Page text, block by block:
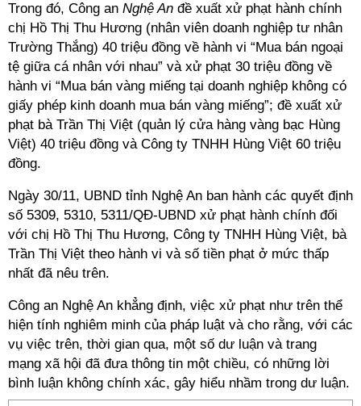
Trong đó, Công an Nghệ An đề xuất xử phạt hành chính
chị Hồ Thị Thu Hương (nhân viên doanh nghiệp tư nhân
Trường Thắng) 40 triệu đồng về hành vi “Mua bán ngoại
tệ giữa cá nhân với nhau” và xử phạt 30 triệu đồng về
hành vi “Mua bán vàng miếng tại doanh nghiệp không có
giấy phép kinh doanh mua bán vàng miếng”; đề xuất xử
phạt bà Trần Thị Việt (quản lý cửa hàng vàng bạc Hùng
Việt) 40 triệu đồng và Công ty TNHH Hùng Việt 60 triệu
đồng.
Ngày 30/11, UBND tỉnh Nghệ An ban hành các quyết định
số 5309, 5310, 5311/QĐ-UBND xử phạt hành chính đối
với chị Hồ Thị Thu Hương, Công ty TNHH Hùng Việt, bà
Trần Thị Việt theo hành vi và số tiền phạt ở mức thấp
nhất đã nêu trên.
Công an Nghệ An khẳng định, việc xử phạt như trên thể
hiện tính nghiêm minh của pháp luật và cho rằng, với các
vụ việc trên, thời gian qua, một số dư luận và trang
mạng xã hội đã đưa thông tin một chiều, có những lời
bình luận không chính xác, gây hiểu nhầm trong dư luận.